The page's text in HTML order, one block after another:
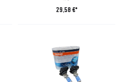
29,58 €*